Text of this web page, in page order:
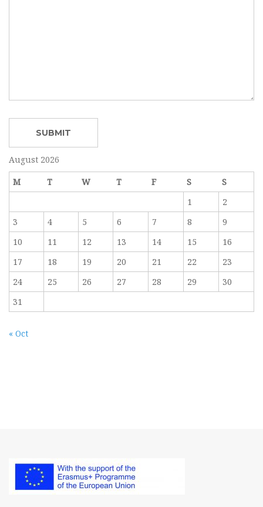
August 2026
M
T W T F S
S
1
2
3
4 5 6 7 8
9
10
11 12 13 14 15
16
17
18 19 20 21 22
23
24
25 26 27 28 29
30
31
« Oct